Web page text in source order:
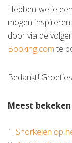
Hebben we je
mogen
door via de
Booking.com te
Bedankt!
Meest
1. Snorkelen op